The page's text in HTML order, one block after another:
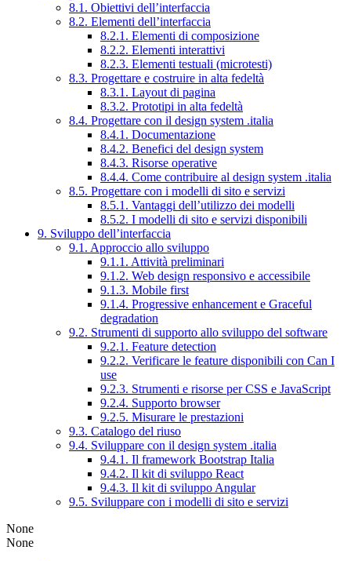
8.1. Obiettivi dell’interfaccia
8.2. Elementi dell’interfaccia
8.2.1. Elementi di composizione
8.2.2. Elementi interattivi
8.2.3. Elementi testuali (microtesti)
8.3. Progettare e costruire in alta fedeltà
8.3.1. Layout di pagina
8.3.2. Prototipi in alta fedeltà
8.4. Progettare con il design system .italia
8.4.1. Documentazione
8.4.2. Benefici del design system
8.4.3. Risorse operative
8.4.4. Come contribuire al design system .italia
8.5. Progettare con i modelli di sito e servizi
8.5.1. Vantaggi dell’utilizzo dei modelli
8.5.2. I modelli di sito e servizi disponibili
9. Sviluppo dell’interfaccia
9.1. Approccio allo sviluppo
9.1.1. Attività preliminari
9.1.2. Web design responsivo e accessibile
9.1.3. Mobile first
9.1.4. Progressive enhancement e Graceful
degradation
9.2. Strumenti di supporto allo sviluppo del software
9.2.1. Feature detection
9.2.2. Verificare le feature disponibili con Can I
use
9.2.3. Strumenti e risorse per CSS e JavaScript
9.2.4. Supporto browser
9.2.5. Misurare le prestazioni
9.3. Catalogo del riuso
9.4. Sviluppare con il design system .italia
9.4.1. Il framework Bootstrap Italia
9.4.2. Il kit di sviluppo React
9.4.3. Il kit di sviluppo Angular
9.5. Sviluppare con i modelli di sito e servizi
None
None